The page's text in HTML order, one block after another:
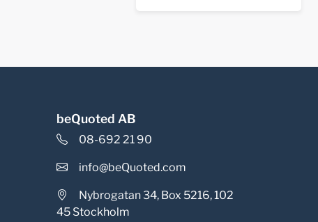
beQuoted AB
08-692 21 90
info@beQuoted.com
Nybrogatan 34, Box 5216, 102
45 Stockholm